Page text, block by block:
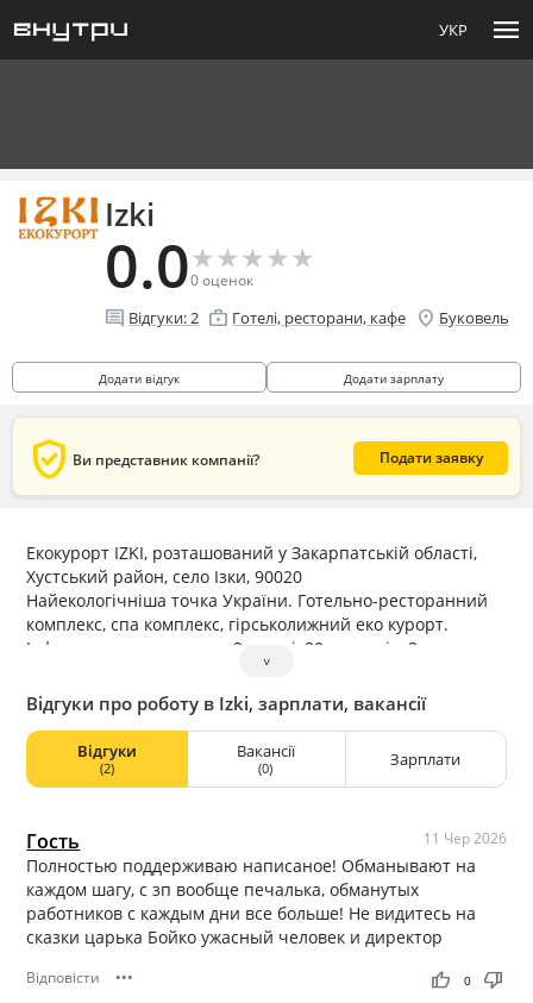
УКР menu
Izki
0.0★
★★
★★
★★
★★
★
0оценок
comment Відгуки:2 enterprise Готелі, ресторани, кафе location_on Буковель
Додати відгук Додати зарплату
verified_user Ви представник компанії? Подати заявку
Екокурорт IZKI, розташований у Закарпатській області,
Хустський район, село Ізки, 90020
Найекологічніша точка України. Готельно-ресторанний
комплекс, спа комплекс, гірськолижний еко курорт.
Інфраструктура курорту: 2 готелі, 30 котеджів, 2
Ми щороку розвиваємось та запрошуємо у команду
розвиватись разом з нами.
˅
Відгуки про роботу в Izki, зарплати, вакансії
Відгуки
(2)
Вакансії
(0) Зарплати
Гость 11 Чер 2026
Полностью поддерживаю написаное! Обманывают на
каждом шагу, с зп вообще печалька, обманутых
работников с каждым дни все больше! Не видитесь на
сказки царька Бойко ужасный человек и директор
Відповісти ••• thumb_up thumb_down
0